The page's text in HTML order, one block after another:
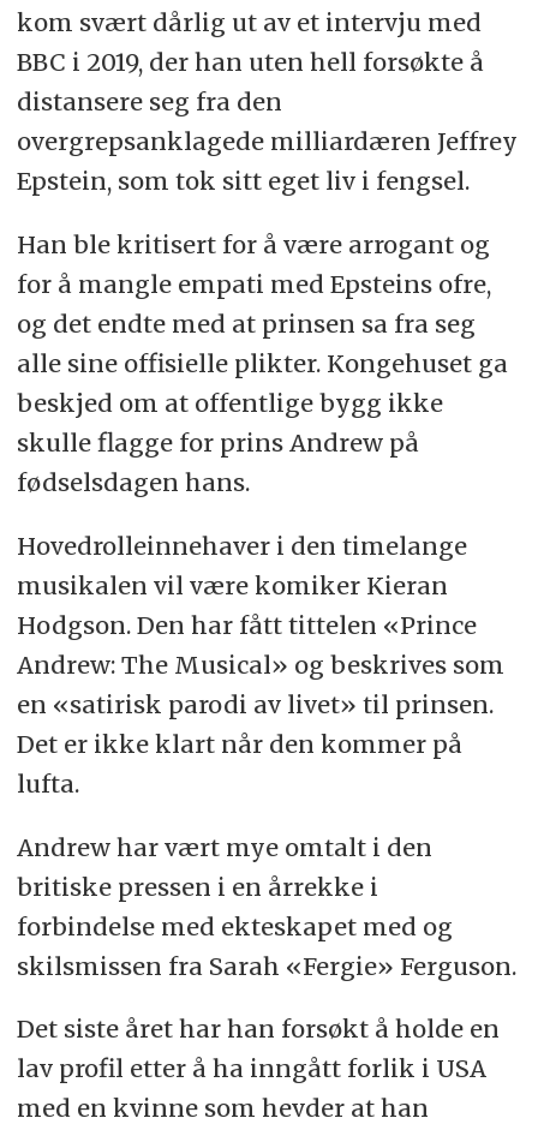
kom svært dårlig ut av et intervju med
BBC i 2019, der han uten hell forsøkte å
distansere seg fra den
overgrepsanklagede milliardæren Jeffrey
Epstein, som tok sitt eget liv i fengsel.
Han ble kritisert for å være arrogant og
for å mangle empati med Epsteins ofre,
og det endte med at prinsen sa fra seg
alle sine offisielle plikter. Kongehuset ga
beskjed om at offentlige bygg ikke
skulle flagge for prins Andrew på
fødselsdagen hans.
Hovedrolleinnehaver i den timelange
musikalen vil være komiker Kieran
Hodgson. Den har fått tittelen «Prince
Andrew: The Musical» og beskrives som
en «satirisk parodi av livet» til prinsen.
Det er ikke klart når den kommer på
lufta.
Andrew har vært mye omtalt i den
britiske pressen i en årrekke i
forbindelse med ekteskapet med og
skilsmissen fra Sarah «Fergie» Ferguson.
Det siste året har han forsøkt å holde en
lav profil etter å ha inngått forlik i USA
med en kvinne som hevder at han